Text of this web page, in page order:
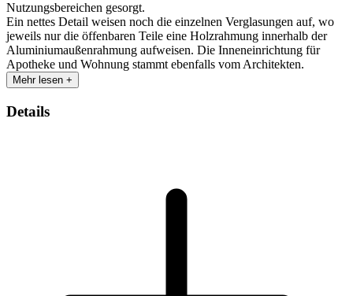
Nutzungsbereichen gesorgt.
Ein nettes Detail weisen noch die einzelnen Verglasungen auf, wo
jeweils nur die öffenbaren Teile eine Holzrahmung innerhalb der
Aluminiumaußenrahmung aufweisen. Die Inneneinrichtung für
Apotheke und Wohnung stammt ebenfalls vom Architekten.
Mehr lesen +
Details